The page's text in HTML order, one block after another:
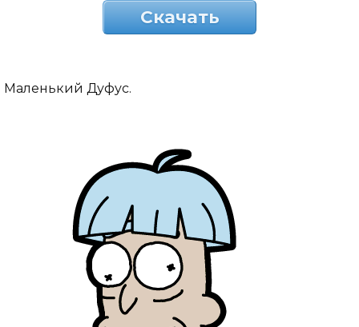
Скачать
Маленький Дуфус.